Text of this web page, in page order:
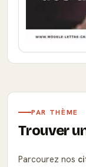
PAR THÈME
Trouver
Parcourez nos